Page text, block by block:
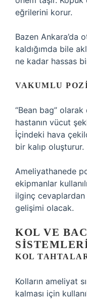
eğrilerini korur.
Bazen Ankara’da
kaldığımda bile
ne kadar hassas
VAKUMLU
“Bean bag”
hastanın vücut
İçindeki hava
bir kalıp oluşturur.
Ameliyathanede
ekipmanlar
ilginç
gelişimi olacak.
KOL VE
KOL
Kolların ameliyat
kalması için